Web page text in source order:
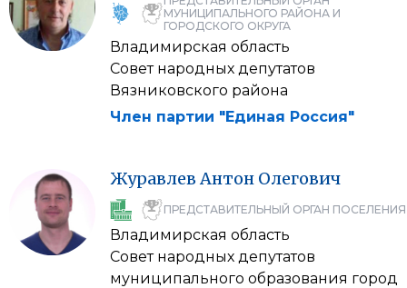
МУНИЦИПАЛЬНОГО РАЙОНА И
ГОРОДСКОГО ОКРУГА
Владимирская область
Совет народных депутатов
Вязниковского района
Член партии "Единая Россия"
Журавлев Антон Олегович
ПРЕДСТАВИТЕЛЬНЫЙ ОРГАН ПОСЕЛЕНИЯ
Владимирская область
Совет народных депутатов
муниципального образования город